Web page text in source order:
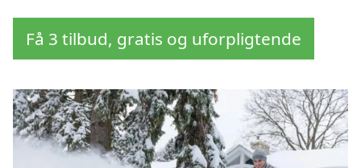
Få 3 tilbud, gratis og uforpligtende